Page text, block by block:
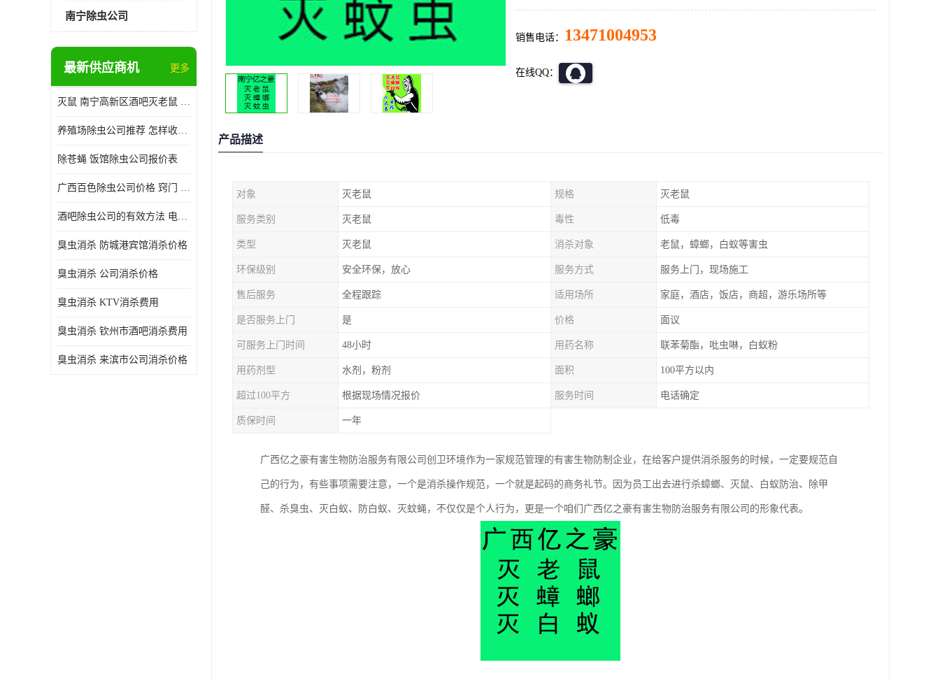
南宁除虫公司
最新供应商机 更多
灭鼠 南宁高新区酒吧灭老鼠 诚信经营
养殖场除虫公司推荐 怎样收费 除苍蝇
除苍蝇 饭馆除虫公司报价表
广西百色除虫公司价格 窍门 除蟑螂
酒吧除虫公司的有效方法 电话 除螨虫
臭虫消杀 防城港宾馆消杀价格
臭虫消杀 公司消杀价格
臭虫消杀 KTV消杀费用
臭虫消杀 钦州市酒吧消杀费用
臭虫消杀 来滨市公司消杀价格
销售电话： 13471004953
在线QQ：
产品描述
对象 灭老鼠 规格 灭老鼠
服务类别 灭老鼠 毒性 低毒
类型 灭老鼠 消杀对象 老鼠，蟑螂，白蚁等害虫
环保级别 安全环保，放心 服务方式 服务上门，现场施工
售后服务 全程跟踪 适用场所 家庭，酒店，饭店，商超，游乐场所等
是否服务上门 是 价格 面议
可服务上门时间 48小时 用药名称 联苯菊酯，吡虫啉，白蚁粉
用药剂型 水剂，粉剂 面积 100平方以内
超过100平方 根据现场情况报价 服务时间 电话确定
质保时间 一年
广西亿之豪有害生物防治服务有限公司创卫环境作为一家规范管理的有害生物防制企业，在给客户提供消杀服务的时候，一定要规范自
己的行为，有些事项需要注意，一个是消杀操作规范，一个就是起码的商务礼节。因为员工出去进行杀蟑螂、灭鼠、白蚁防治、除甲
醛、杀臭虫、灭白蚁、防白蚁、灭蚊蝇，不仅仅是个人行为，更是一个咱们广西亿之豪有害生物防治服务有限公司的形象代表。